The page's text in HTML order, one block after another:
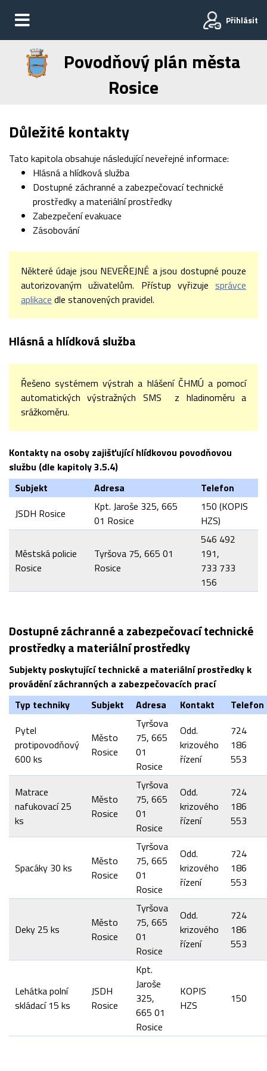
Přihlásit
Povodňový plán města
Rosice
Důležité kontakty
Tato kapitola obsahuje následující neveřejné informace:
Hlásná a hlídková služba
Dostupné záchranné a zabezpečovací technické
prostředky a materiální prostředky
Zabezpečení evakuace
Zásobování
Některé údaje jsou NEVEŘEJNÉ a jsou dostupné pouze
autorizovaným uživatelům. Přístup vyřizuje správce
aplikace dle stanovených pravidel.
Hlásná a hlídková služba
Řešeno systémem výstrah a hlášení ČHMÚ a pomocí
automatických výstražných SMS z hladinoměru a
srážkoměru.
Kontakty na osoby zajišťující hlídkovou povodňovou
službu (dle kapitoly 3.5.4)
Subjekt
Adresa
Telefon
JSDH Rosice
Kpt. Jaroše 325, 665
01 Rosice
150 (KOPIS
HZS)
Městská policie
Rosice
Tyršova 75, 665 01
Rosice
546 492
191,
733 733
156
Dostupné záchranné a zabezpečovací technické
prostředky a materiální prostředky
Subjekty poskytující technické a materiální prostředky k
provádění záchranných a zabezpečovacích prací
Typ techniky
Subjekt Adresa Kontakt
Telefon
Pytel
protipovodňový
600 ks
Město
Rosice
Tyršova
75, 665
01
Rosice
Odd.
krizového
řízení
724
186
553
Matrace
nafukovací 25
ks
Město
Rosice
Tyršova
75, 665
01
Rosice
Odd.
krizového
řízení
724
186
553
Spacáky 30 ks
Město
Rosice
Tyršova
75, 665
01
Rosice
Odd.
krizového
řízení
724
186
553
Deky 25 ks
Město
Rosice
Tyršova
75, 665
01
Rosice
Odd.
krizového
řízení
724
186
553
Lehátka polní
skládací 15 ks
JSDH
Rosice
Kpt.
Jaroše
325,
665 01
Rosice
KOPIS
HZS
150